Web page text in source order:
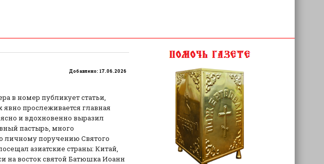
Добавлено: 17.06.2026
в номер публикует статьи,
явно прослеживается главная
и вдохновенно выразил
пастырь, много
личному поручению Святого
азиатские страны: Китай,
на восток святой Батюшка Иоанн